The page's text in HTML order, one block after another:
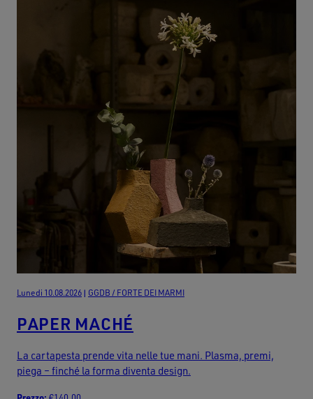
Lunedi 10.08.2026 | GGDB / FORTE DEI MARMI
PAPER MACHÉ
La cartapesta prende vita nelle tue mani. Plasma, premi,
piega – finché la forma diventa design.